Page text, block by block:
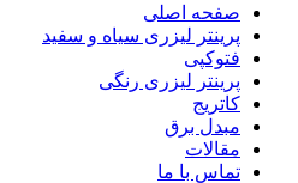
صفحه اصلی
پرینتر لیزری سیاه و سفید
فتوکپی
پرینتر لیزری رنگی
کاتریج
مبدل برق
مقالات
تماس با ما